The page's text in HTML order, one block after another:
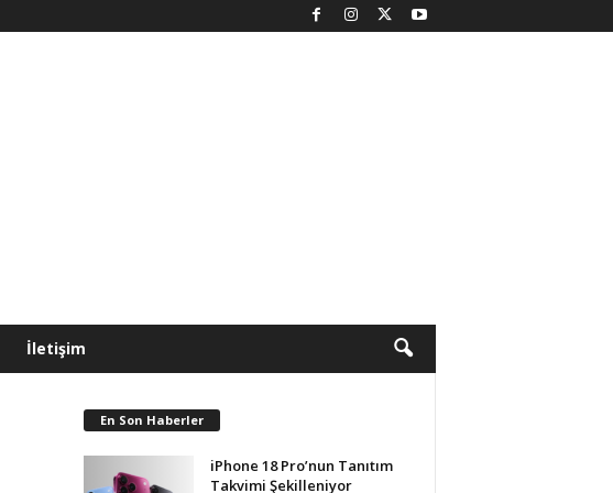
İletişim
En Son Haberler
iPhone 18 Pro’nun Tanıtım
Takvimi Şekilleniyor